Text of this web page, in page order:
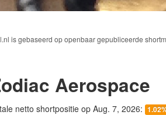
is gebaseerd op openbaar gepubliceerde
Aerospace
netto shortpositie op Aug. 7, 2026: